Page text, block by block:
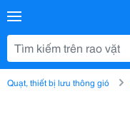
Quạt, thiết bị lưu thông gió